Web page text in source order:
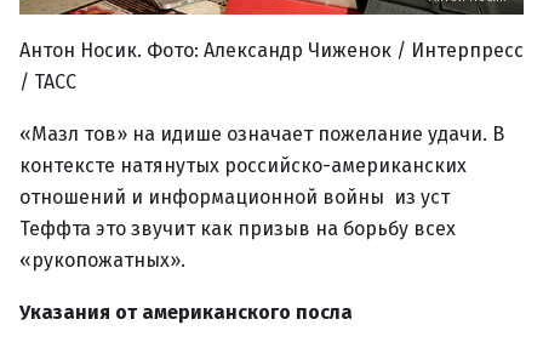
Антон Носик. Фото: Александр Чиженок / Интерпресс
/ ТАСС
«Мазл тов» на идише означает пожелание удачи. В
контексте натянутых российско-американских
отношений и информационной войны из уст
Теффта это звучит как призыв на борьбу всех
«рукопожатных».
Указания от американского посла